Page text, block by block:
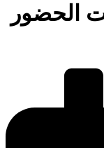
الحضور